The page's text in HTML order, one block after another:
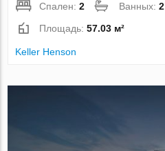
Спален:2 Ванных:2
Площадь:57.03 м²
Keller Henson